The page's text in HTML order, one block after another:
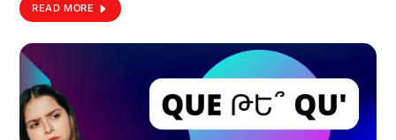
READ MORE